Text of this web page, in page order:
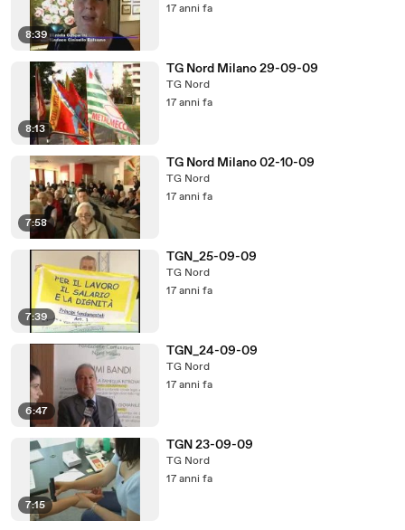
8:39
17 anni fa
8:13
TG Nord Milano 29-09-09
TG Nord
17 anni fa
7:58
TG Nord Milano 02-10-09
TG Nord
17 anni fa
7:39
TGN_25-09-09
TG Nord
17 anni fa
6:47
TGN_24-09-09
TG Nord
17 anni fa
7:15
TGN 23-09-09
TG Nord
17 anni fa